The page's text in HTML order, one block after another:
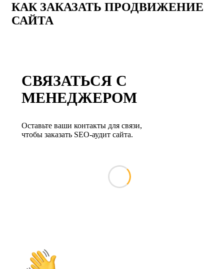
КАК ЗАКАЗАТЬ ПРОДВИЖЕНИЕ
САЙТА
СВЯЗАТЬСЯ С
МЕНЕДЖЕРОМ
Оставьте ваши контакты для связи,
чтобы заказать SEO-аудит сайта.